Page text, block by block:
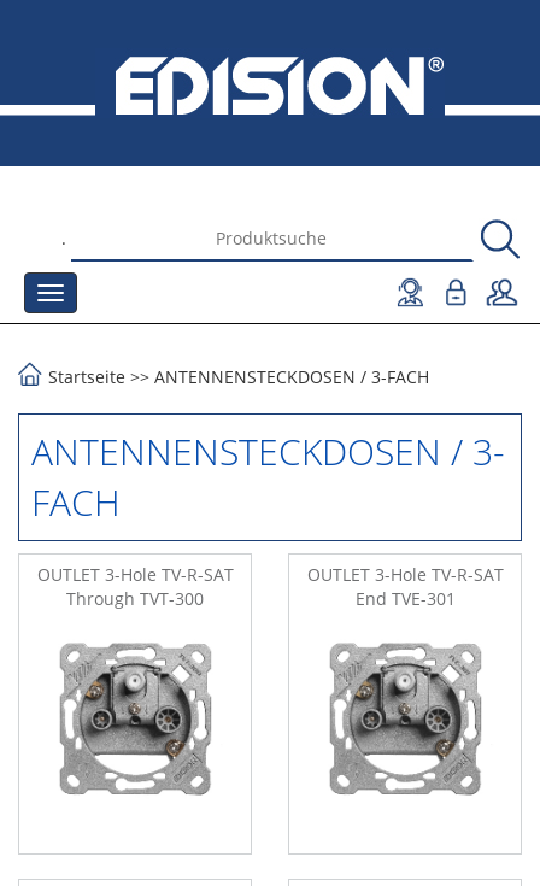
.
Startseite >> ΑΝΤΕΝΝΕΝSTECKDOSEN / 3-FACH
ΑΝΤΕΝΝΕΝSTECKDOSEN / 3-
FACH
OUTLET 3-Hole TV-R-SAT
Through TVT-300
OUTLET 3-Hole TV-R-SAT
End TVE-301